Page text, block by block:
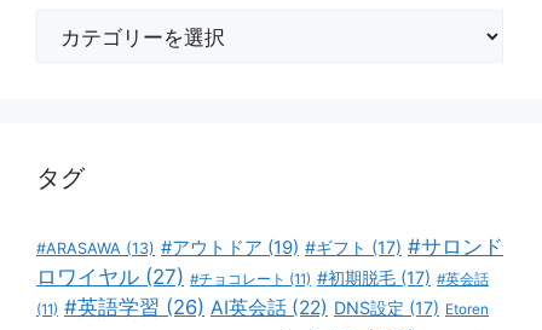
タグ
#ARASAWA (13) #アウトドア (19) #ギフト (17) #サロンド
ロワイヤル (27) #チョコレート (11) #初期脱毛 (17) #英会話
(11) #英語学習 (26) AI英会話 (22) DNS設定 (17) Etoren